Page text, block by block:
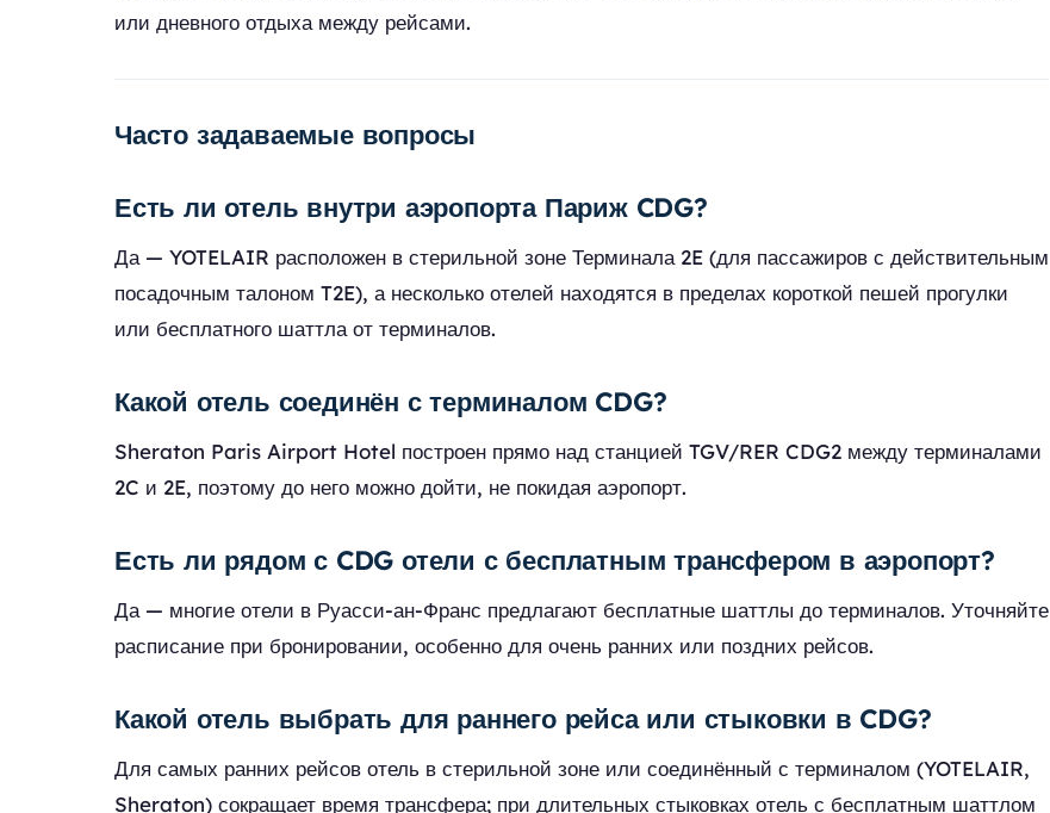
или дневного отдыха между рейсами.
Часто задаваемые вопросы
Есть ли отель внутри аэропорта Париж CDG?
Да — YOTELAIR расположен в стерильной зоне Терминала 2E (для пассажиров с действительным
посадочным талоном T2E), а несколько отелей находятся в пределах короткой пешей прогулки
или бесплатного шаттла от терминалов.
Какой отель соединён с терминалом CDG?
Sheraton Paris Airport Hotel построен прямо над станцией TGV/RER CDG2 между терминалами
2C и 2E, поэтому до него можно дойти, не покидая аэропорт.
Есть ли рядом с CDG отели с бесплатным трансфером в аэропорт?
Да — многие отели в Руасси-ан-Франс предлагают бесплатные шаттлы до терминалов. Уточняйте
расписание при бронировании, особенно для очень ранних или поздних рейсов.
Какой отель выбрать для раннего рейса или стыковки в CDG?
Для самых ранних рейсов отель в стерильной зоне или соединённый с терминалом (YOTELAIR,
Sheraton) сокращает время трансфера; при длительных стыковках отель с бесплатным шаттлом